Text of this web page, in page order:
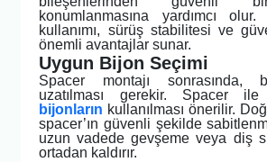
konumlanmasına yardımcı
kullanımı, sürüş stabilitesi ve
önemli avantajlar sunar.
Uygun Bijon Seçimi
Spacer montajı sonrasında,
uzatılması gerekir. Spacer
bijonların kullanılması önerilir.
spacer’ın güvenli şekilde
uzun vadede gevşeme veya diş
ortadan kaldırır.